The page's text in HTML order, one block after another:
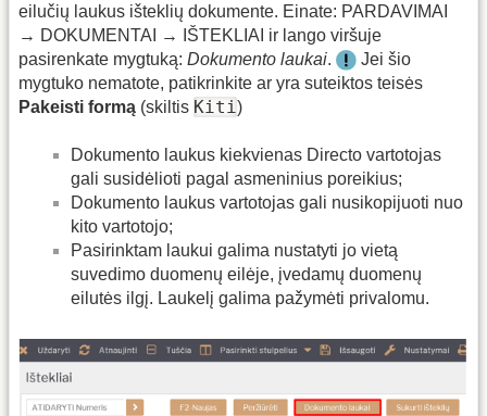
eilučių laukus išteklių dokumente. Einate: PARDAVIMAI
→ DOKUMENTAI → IŠTEKLIAI ir lango viršuje
pasirenkate mygtuką: Dokumento laukai.
Jei šio
mygtuko nematote, patikrinkite ar yra suteiktos teisės
Pakeisti formą (skiltis Kiti )
Dokumento laukus kiekvienas Directo vartotojas
gali susidėlioti pagal asmeninius poreikius;
Dokumento laukus vartotojas gali nusikopijuoti nuo
kito vartotojo;
Pasirinktam laukui galima nustatyti jo vietą
suvedimo duomenų eilėje, įvedamų duomenų
eilutės ilgį. Laukelį galima pažymėti privalomu.